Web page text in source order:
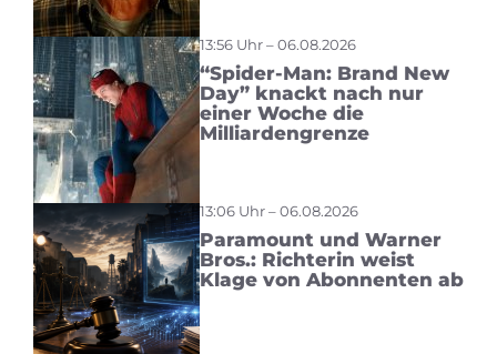
13:56 Uhr – 06.08.2026
“Spider-Man: Brand New
Day” knackt nach nur
einer Woche die
Milliardengrenze
13:06 Uhr – 06.08.2026
Paramount und Warner
Bros.: Richterin weist
Klage von Abonnenten ab